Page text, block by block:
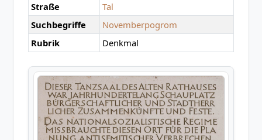
Straße
Tal
Suchbegriffe
Novemberpogrom
Rubrik
Denkmal